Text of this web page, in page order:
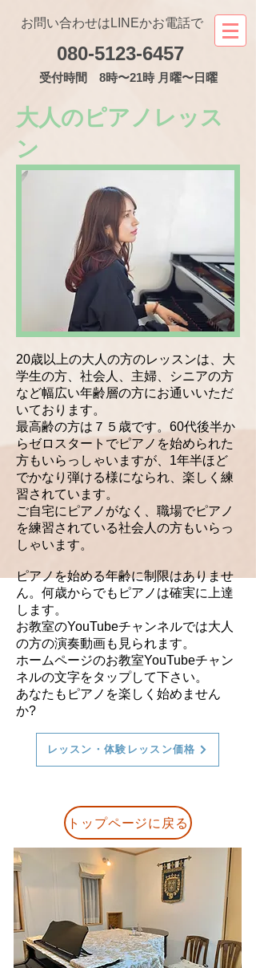
080-5123-6457
お問い合わせはLINEかお電話で
受付時間 8時〜21時 月曜〜日曜
​大人のピアノレッス
ン
20歳以上の大人の方のレッスンは、大
学生の方、社会人、主婦、シニアの方
など幅広い年齢層の方にお通いいただ
いております。
最高齢の方は７５歳です。60代後半か
らゼロスタートでピアノを始められた
方もいらっしゃいますが、1年半ほど
でかなり弾ける様になられ、楽しく練
習されています。
ご自宅にピアノがなく、職場でピアノ
を練習されている社会人の方もいらっ
しゃいます。
ピアノを始める年齢に制限はありませ
ん。何歳からでもピアノは確実に上達
します。
お教室のYouTubeチャンネルでは大人
の方の演奏動画も見られます。
ホームページのお教室YouTubeチャン
ネルの文字をタップして下さい。
あなたもピアノを楽しく始めません
か?
レッスン・体験レッスン価格
トップページに戻る